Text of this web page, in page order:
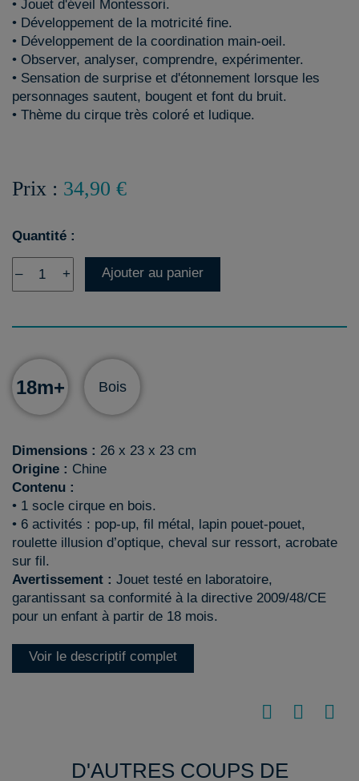
• Jouet d'éveil Montessori.
• Développement de la motricité fine.
• Développement de la coordination main-oeil.
• Observer, analyser, comprendre, expérimenter.
• Sensation de surprise et d'étonnement lorsque les
personnages sautent, bougent et font du bruit.
• Thème du cirque très coloré et ludique.
Prix : 34,90 €
Quantité :
– + Ajouter au panier
18m+ Bois
Dimensions : 26 x 23 x 23 cm
Origine : Chine
Contenu :
• 1 socle cirque en bois.
• 6 activités : pop-up, fil métal, lapin pouet-pouet,
roulette illusion d’optique, cheval sur ressort, acrobate
sur fil.
Avertissement : Jouet testé en laboratoire,
garantissant sa conformité à la directive 2009/48/CE
pour un enfant à partir de 18 mois.
Voir le descriptif complet
D'AUTRES COUPS DE